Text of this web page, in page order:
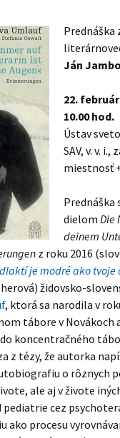
Prednáška
Ján
22.
10.00 hod.
Ústav
SAV, v. v. i.,
miestnosť
Prednáška
dielom Die
deinem
z roku 2016
je modré ako tvoje
židovsko-
, ktorá sa narodila v
tábore v Novákoch
koncentračného
z tézy, že autorka
o rôznych
ale aj v živote
cez
ako procesu